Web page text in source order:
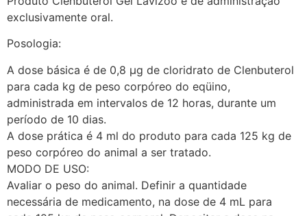
exclusivamente oral.
Posologia:
A dose básica é de 0,8 µg de cloridrato de Clenbuterol
para cada kg de peso corpóreo do eqüino,
administrada em intervalos de 12 horas, durante um
período de 10 dias.
A dose prática é 4 ml do produto para cada 125 kg de
peso corpóreo do animal a ser tratado.
MODO DE USO:
Avaliar o peso do animal. Definir a quantidade
necessária de medicamento, na dose de 4 mL para